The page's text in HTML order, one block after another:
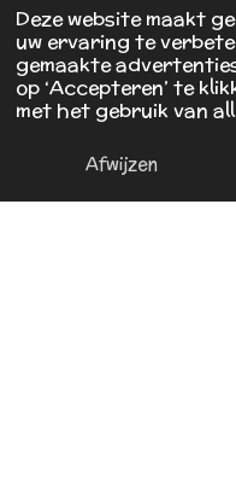
Deze website maakt
uw ervaring te
gemaakte
op ‘Accepteren’ te
met het gebruik van
Afwijzen
o
o
k
E-mailadres